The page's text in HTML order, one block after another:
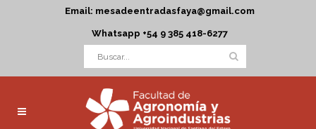
Email: mesadeentradasfaya@gmail.com
Whatsapp +54 9 385 418-6277